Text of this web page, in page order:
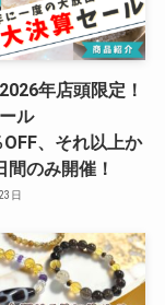
年店頭限定！
ル
、それ以上か
間のみ開催！
日